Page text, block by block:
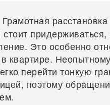
Грамотная
стоит
Это особенно
квартире.
перейти тонкую
поэтому